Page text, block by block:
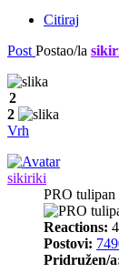
Citiraj
Post Postao/la
2
2
Vrh
sikiriki
PRO tulipan
Reactions:
Postovi:
Pridružen/